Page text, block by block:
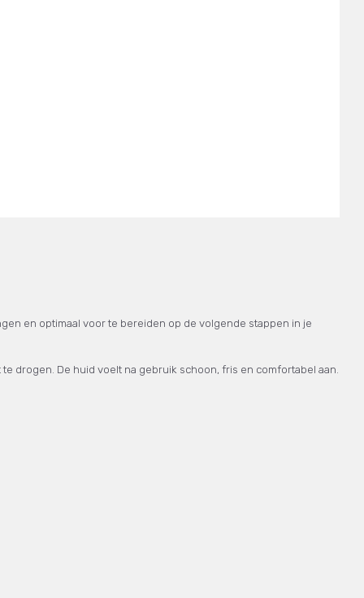
en optimaal voor te bereiden op de volgende stappen in je
drogen. De huid voelt na gebruik schoon, fris en comfortabel aan.